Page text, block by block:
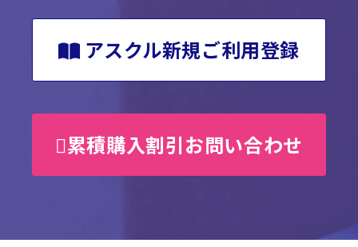
アスクル新規ご利用登録
累積購入割引お問い合わせ